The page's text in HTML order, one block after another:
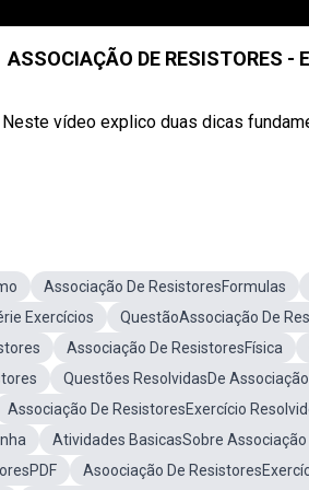
ASSOCIAÇÃO DE RESISTORES -
vídeo explico duas dicas
Associação De ResistoresFormulas
Exercícios
QuestãoAssociação De
Associação De ResistoresFísica
Questões ResolvidasDe
Associação De ResistoresExercício
Atividades BasicasSobre Associação
Asoociação De